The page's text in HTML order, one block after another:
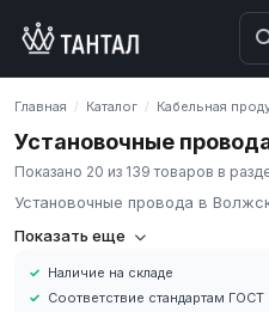
Главная / Каталог / Кабельная
Установочные
Показано 20 из 139 товаров в
Установочные провода в
Установочный провод
Показать еще
Наличие на складе
Соответствие стандартам ГОСТ